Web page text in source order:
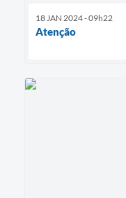
18 JAN 2024 - 09h22
Atenção